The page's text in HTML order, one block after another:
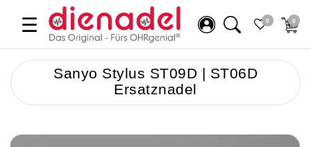
☰ 0 0
Sanyo Stylus ST09D | ST06D
Ersatznadel